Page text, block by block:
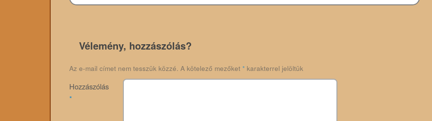
Vélemény, hozzászólás?
Az e-mail címet nem tesszük közzé. A kötelező mezőket *karakterrel jelöltük
Hozzászólás
*